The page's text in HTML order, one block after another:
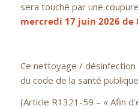
sera touché par une
mercredi 17 juin 2026 de
Ce nettoyage / désinfection
du code de la santé
(Article R1321-59 – « Afin